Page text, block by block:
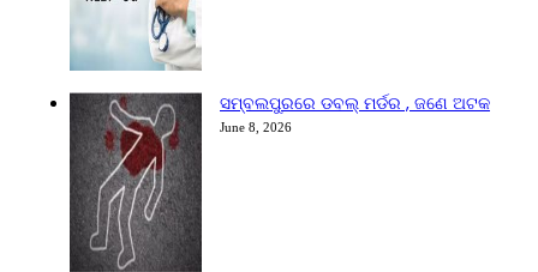
ସମ୍ବଲପୁରରେ ଡବଲ୍ ମର୍ଡର , ଜଣେ ଅଟକ
June 8, 2026